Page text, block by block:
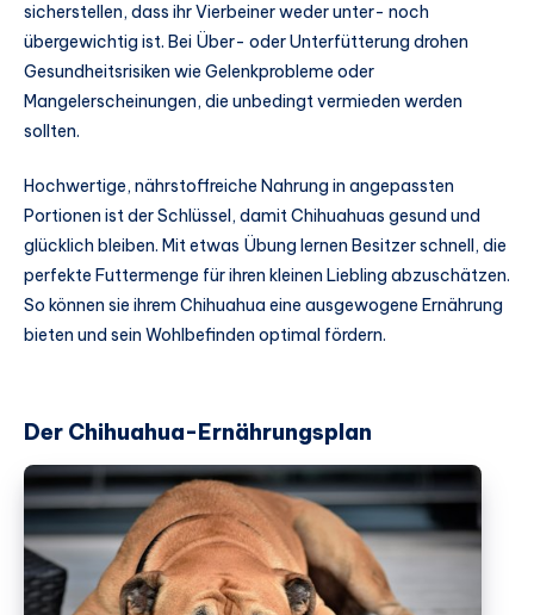
sicherstellen, dass ihr Vierbeiner weder unter- noch
übergewichtig ist. Bei Über- oder Unterfütterung drohen
Gesundheitsrisiken wie Gelenkprobleme oder
Mangelerscheinungen, die unbedingt vermieden werden
sollten.
Hochwertige, nährstoffreiche Nahrung in angepassten
Portionen ist der Schlüssel, damit Chihuahuas gesund und
glücklich bleiben. Mit etwas Übung lernen Besitzer schnell, die
perfekte Futtermenge für ihren kleinen Liebling abzuschätzen.
So können sie ihrem Chihuahua eine ausgewogene Ernährung
bieten und sein Wohlbefinden optimal fördern.
Der Chihuahua-Ernährungsplan